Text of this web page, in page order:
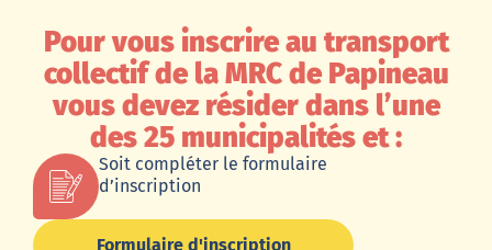
Pour vous inscrire au transport
collectif de la MRC de Papineau
vous devez résider dans l’une
des 25 municipalités et :
Soit compléter le formulaire
d’inscription
Formulaire d'inscription